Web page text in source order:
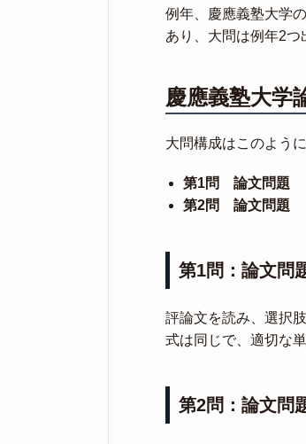
例年、慶應義塾大学
あり、大問は例年2つ
慶應義塾大学
大問構成はこのよう
第1問 論文問題
第2問 論文問題
第1問：論文問
評論文を読み、選択
式は同じで、適切な
第2問：論文問